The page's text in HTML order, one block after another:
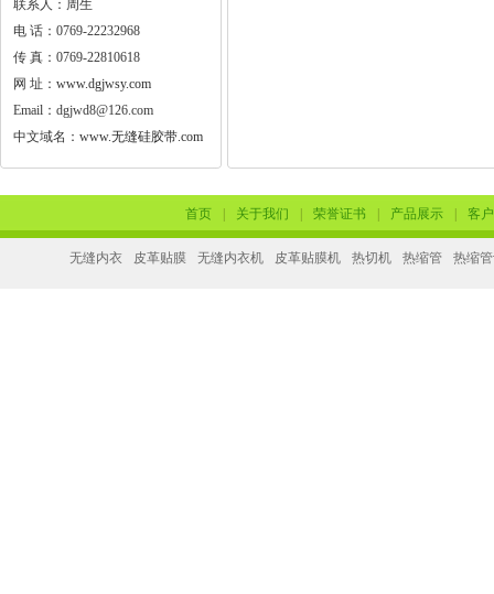
联系人：周生
电 话：0769-22232968
传 真：0769-22810618
网 址： www.dgjwsy.com
Email：dgjwd8@126.com
中文域名： www.无缝硅胶带.com
首页 关于我们 荣誉证书 产品展示 客
无缝内衣 皮革贴膜 无缝内衣机 皮革贴膜机 热切机 热缩管 热缩